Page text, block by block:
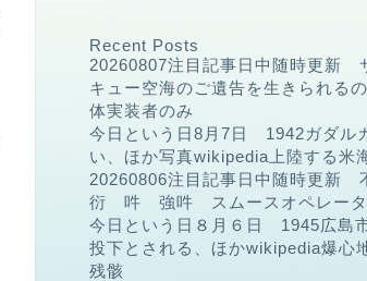
Recent Posts
20260807注目記事日中随時更新
キュー空海のご遺告を生きられる
体実装者のみ
今日という日8月7日 1942ガダル
い、ほか写真wikipedia上陸する米
20260806注目記事日中随時更新
衍 吽 強吽 スムースオペレータ
今日という日８月６日 1945広島
投下とされる、ほかwikipedia爆心
残骸